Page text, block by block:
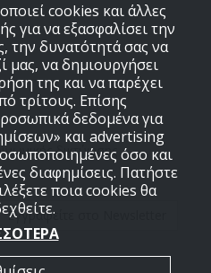
δικτύωσης
Εγγραφείτε στο Newsletter
cookies και άλλες
για να εξασφαλίσει την
την δυνατότητά σας να
μας, να δημιουργήσει
της και να παρέχει
τρίτους. Επίσης
δεδομένα για
και advertising
όσο και
διαφημίσεις. Πατήστε
ποια cookies θα